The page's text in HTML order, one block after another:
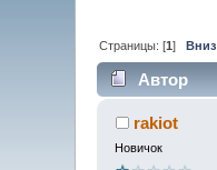
Страницы: [1]Вниз
Автор
rakiot
Новичок